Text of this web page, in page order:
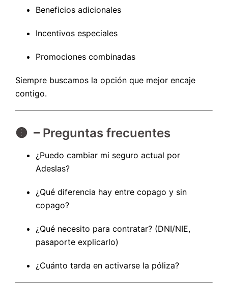
Beneficios adicionales
Incentivos especiales
Promociones combinadas
Siempre buscamos la opción que mejor encaje
contigo.
🟤 – Preguntas frecuentes
¿Puedo cambiar mi seguro actual por
Adeslas?
¿Qué diferencia hay entre copago y sin
copago?
¿Qué necesito para contratar? (DNI/NIE,
pasaporte explicarlo)
¿Cuánto tarda en activarse la póliza?